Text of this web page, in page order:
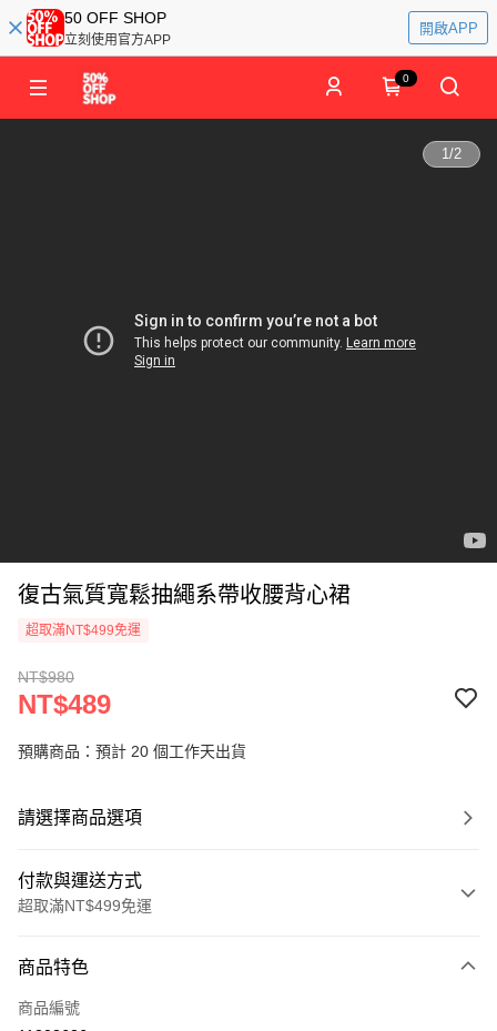
50 OFF SHOP
立刻使用官方APP
開啟APP
0
1/2
復古氣質寬鬆抽繩系帶收腰背心裙
超取滿NT$499免運
NT$980
NT$489
預購商品：預計 20 個工作天出貨
請選擇商品選項
付款與運送方式
超取滿NT$499免運
信用卡一次付款
超商取貨付款
商品特色
商品編號